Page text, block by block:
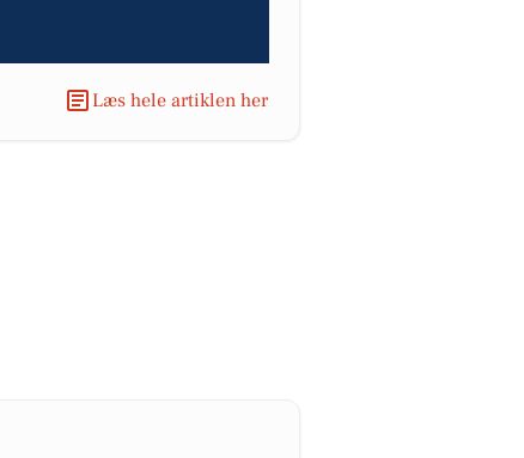
Læs hele artiklen her